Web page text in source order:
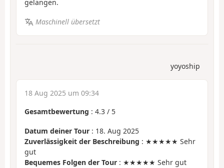
gelangen.
Maschinell übersetzt
yoyoship
18 Aug 2025 um 09:34
Gesamtbewertung : 4.3 / 5
Datum deiner Tour : 18. Aug 2025
Zuverlässigkeit der Beschreibung : ★★★★★ Sehr
gut
Bequemes Folgen der Tour : ★★★★★ Sehr gut